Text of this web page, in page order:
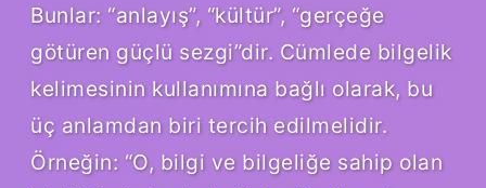
Bunlar: “anlayış”, “kültür”, “gerçeğe
götüren güçlü sezgi”dir. Cümlede bilgelik
kelimesinin kullanımına bağlı olarak, bu
üç anlamdan biri tercih edilmelidir.
Örneğin: “O, bilgi ve bilgeliğe sahip olan